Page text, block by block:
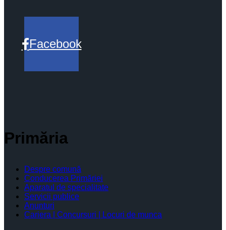
Facebook
Primăria
Despre comună
Conducerea Primăriei
Aparatul de specialitate
Servicii publice
Anunturi
Cariera | Concursuri | Locuri de munca